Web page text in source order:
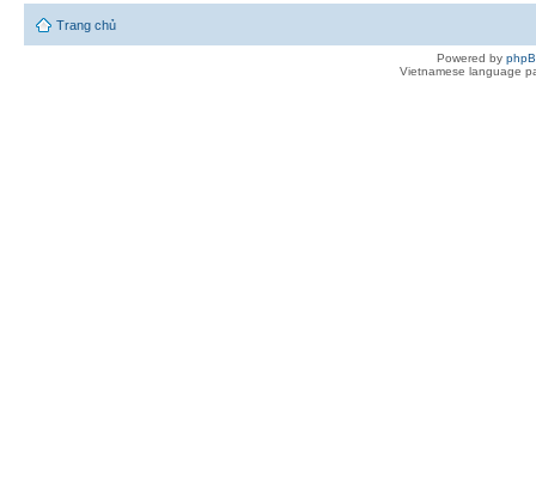
Trang chủ
Powered by
Vietnamese language